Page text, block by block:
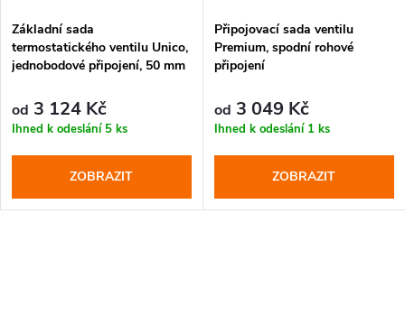
Základní sada
termostatického ventilu Unico,
jednobodové připojení, 50 mm
od 3 124 Kč
Ihned k odeslání 5 ks
ZOBRAZIT
Připojovací sada ventilu
Premium, spodní rohové
připojení
od 3 049 Kč
Ihned k odeslání 1 ks
ZOBRAZIT